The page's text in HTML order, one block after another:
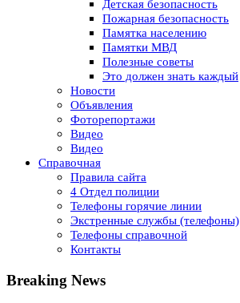
Детская безопасность
Пожарная безопасность
Памятка населению
Памятки МВД
Полезные советы
Это должен знать каждый
Новости
Объявления
Фоторепортажи
Видео
Видео
Справочная
Правила сайта
4 Отдел полиции
Телефоны горячие линии
Экстренные службы (телефоны)
Телефоны справочной
Контакты
Breaking News